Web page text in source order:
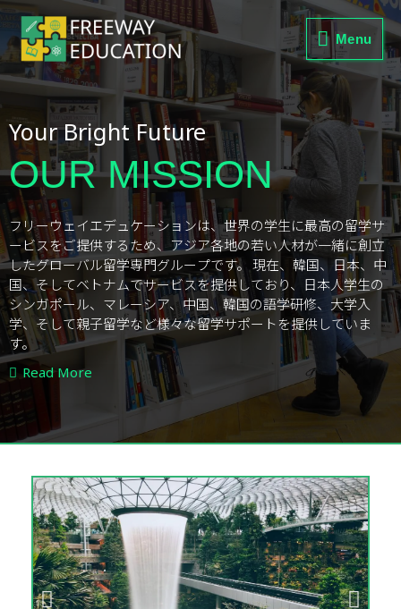
Menu
Your Bright Future
OUR MISSION
フリーウェイエデュケーションは、世界の学生に最高の留学サ
ービスをご提供するため、アジア各地の若い人材が一緒に創立
したグローバル留学専門グループです。 現在、韓国、日本、中
国、そしてベトナムでサービスを提供しており、日本人学生の
シンガポール、マレーシア、中国、韓国の語学研修、大学入
学、そして親子留学など様々な留学サポートを提供していま
す。
Read More